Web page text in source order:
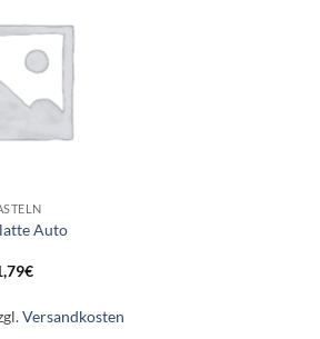
Auto
€
Versandkosten